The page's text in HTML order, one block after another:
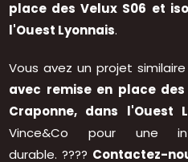
place des Velux S06 et
l'Ouest Lyonnais.
Vous avez un projet
avec remise en place
Craponne, dans l'Ouest
Vince&Co pour une
durable. ???? Contactez-